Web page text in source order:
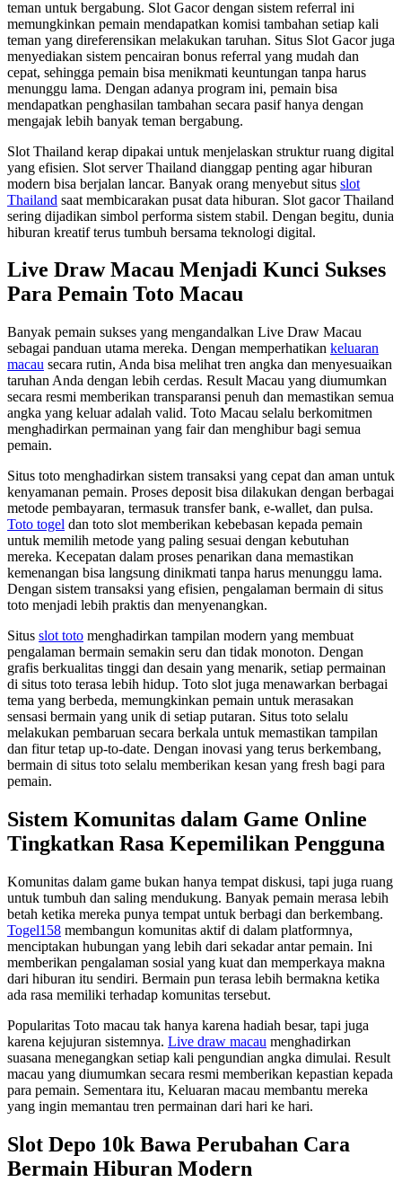
teman untuk bergabung. Slot Gacor dengan sistem referral ini
memungkinkan pemain mendapatkan komisi tambahan setiap kali
teman yang direferensikan melakukan taruhan. Situs Slot Gacor juga
menyediakan sistem pencairan bonus referral yang mudah dan
cepat, sehingga pemain bisa menikmati keuntungan tanpa harus
menunggu lama. Dengan adanya program ini, pemain bisa
mendapatkan penghasilan tambahan secara pasif hanya dengan
mengajak lebih banyak teman bergabung.
Slot Thailand kerap dipakai untuk menjelaskan struktur ruang digital
yang efisien. Slot server Thailand dianggap penting agar hiburan
modern bisa berjalan lancar. Banyak orang menyebut situs slot
Thailand saat membicarakan pusat data hiburan. Slot gacor Thailand
sering dijadikan simbol performa sistem stabil. Dengan begitu, dunia
hiburan kreatif terus tumbuh bersama teknologi digital.
Live Draw Macau Menjadi Kunci Sukses
Para Pemain Toto Macau
Banyak pemain sukses yang mengandalkan Live Draw Macau
sebagai panduan utama mereka. Dengan memperhatikan keluaran
macau secara rutin, Anda bisa melihat tren angka dan menyesuaikan
taruhan Anda dengan lebih cerdas. Result Macau yang diumumkan
secara resmi memberikan transparansi penuh dan memastikan semua
angka yang keluar adalah valid. Toto Macau selalu berkomitmen
menghadirkan permainan yang fair dan menghibur bagi semua
pemain.
Situs toto menghadirkan sistem transaksi yang cepat dan aman untuk
kenyamanan pemain. Proses deposit bisa dilakukan dengan berbagai
metode pembayaran, termasuk transfer bank, e-wallet, dan pulsa.
Toto togel dan toto slot memberikan kebebasan kepada pemain
untuk memilih metode yang paling sesuai dengan kebutuhan
mereka. Kecepatan dalam proses penarikan dana memastikan
kemenangan bisa langsung dinikmati tanpa harus menunggu lama.
Dengan sistem transaksi yang efisien, pengalaman bermain di situs
toto menjadi lebih praktis dan menyenangkan.
Situs slot toto menghadirkan tampilan modern yang membuat
pengalaman bermain semakin seru dan tidak monoton. Dengan
grafis berkualitas tinggi dan desain yang menarik, setiap permainan
di situs toto terasa lebih hidup. Toto slot juga menawarkan berbagai
tema yang berbeda, memungkinkan pemain untuk merasakan
sensasi bermain yang unik di setiap putaran. Situs toto selalu
melakukan pembaruan secara berkala untuk memastikan tampilan
dan fitur tetap up-to-date. Dengan inovasi yang terus berkembang,
bermain di situs toto selalu memberikan kesan yang fresh bagi para
pemain.
Sistem Komunitas dalam Game Online
Tingkatkan Rasa Kepemilikan Pengguna
Komunitas dalam game bukan hanya tempat diskusi, tapi juga ruang
untuk tumbuh dan saling mendukung. Banyak pemain merasa lebih
betah ketika mereka punya tempat untuk berbagi dan berkembang.
Togel158 membangun komunitas aktif di dalam platformnya,
menciptakan hubungan yang lebih dari sekadar antar pemain. Ini
memberikan pengalaman sosial yang kuat dan memperkaya makna
dari hiburan itu sendiri. Bermain pun terasa lebih bermakna ketika
ada rasa memiliki terhadap komunitas tersebut.
Popularitas Toto macau tak hanya karena hadiah besar, tapi juga
karena kejujuran sistemnya. Live draw macau menghadirkan
suasana menegangkan setiap kali pengundian angka dimulai. Result
macau yang diumumkan secara resmi memberikan kepastian kepada
para pemain. Sementara itu, Keluaran macau membantu mereka
yang ingin memantau tren permainan dari hari ke hari.
Slot Depo 10k Bawa Perubahan Cara
Bermain Hiburan Modern